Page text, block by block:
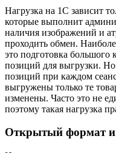
Нагрузка на 1С зависит
которые выполнит
наличия изображений и
проходить обмен.
это подготовка большого
позиций для выгрузки.
позиций при каждом
выгружены только те
изменены. Часто это не
поэтому такая нагрузка
Открытый формат и